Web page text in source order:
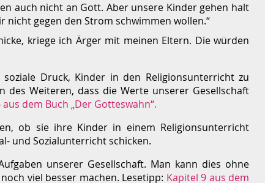
auch nicht an Gott. Aber unsere Kinder gehen halt
nicht gegen den Strom schwimmen wollen.“
kriege ich Ärger mit meinen Eltern. Die würden
Druck, Kinder in den Religionsunterricht zu
des Weiteren, dass die Werte unserer Gesellschaft
aus dem Buch „Der Gotteswahn“.
ob sie ihre Kinder in einem Religionsunterricht
und Sozialunterricht schicken.
unserer Gesellschaft. Man kann dies ohne
viel besser machen. Lesetipp: Kapitel 9 aus dem